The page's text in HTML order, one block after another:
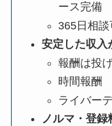
ース完備
365日相
安定した収入
報酬は投
時間報酬
ライバー
ノルマ・登録